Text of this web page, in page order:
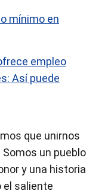
mínimo en
empleo
Así puede
que unirnos
un pueblo
y una historia
el saliente